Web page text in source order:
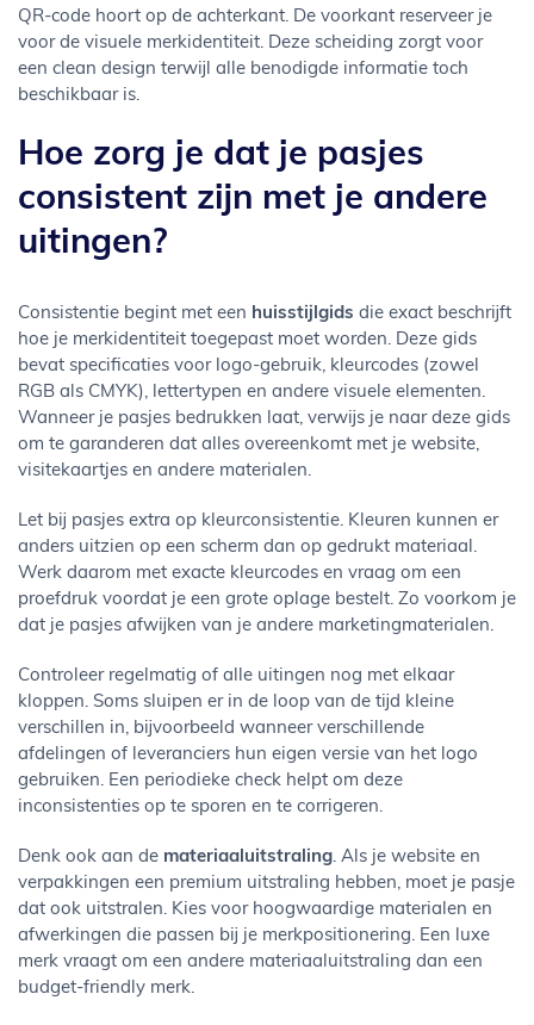
QR-code hoort op de achterkant. De voorkant reserveer je
voor de visuele merkidentiteit. Deze scheiding zorgt voor
een clean design terwijl alle benodigde informatie toch
beschikbaar is.
Hoe zorg je dat je pasjes
consistent zijn met je andere
uitingen?
Consistentie begint met een huisstijlgids die exact beschrijft
hoe je merkidentiteit toegepast moet worden. Deze gids
bevat specificaties voor logo-gebruik, kleurcodes (zowel
RGB als CMYK), lettertypen en andere visuele elementen.
Wanneer je pasjes bedrukken laat, verwijs je naar deze gids
om te garanderen dat alles overeenkomt met je website,
visitekaartjes en andere materialen.
Let bij pasjes extra op kleurconsistentie. Kleuren kunnen er
anders uitzien op een scherm dan op gedrukt materiaal.
Werk daarom met exacte kleurcodes en vraag om een
proefdruk voordat je een grote oplage bestelt. Zo voorkom je
dat je pasjes afwijken van je andere marketingmaterialen.
Controleer regelmatig of alle uitingen nog met elkaar
kloppen. Soms sluipen er in de loop van de tijd kleine
verschillen in, bijvoorbeeld wanneer verschillende
afdelingen of leveranciers hun eigen versie van het logo
gebruiken. Een periodieke check helpt om deze
inconsistenties op te sporen en te corrigeren.
Denk ook aan de materiaaluitstraling. Als je website en
verpakkingen een premium uitstraling hebben, moet je pasje
dat ook uitstralen. Kies voor hoogwaardige materialen en
afwerkingen die passen bij je merkpositionering. Een luxe
merk vraagt om een andere materiaaluitstraling dan een
budget-friendly merk.